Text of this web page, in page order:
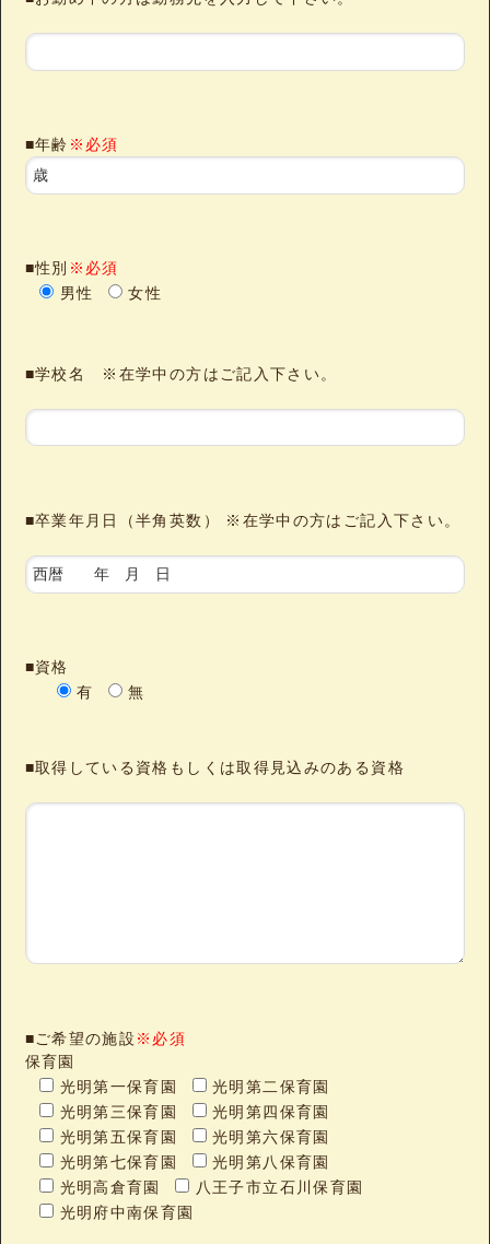
■年齢 ※必須
■性別 ※必須
男性
女性
■学校名 ※在学中の方はご記入下さい。
■卒業年月日（半角英数） ※在学中の方はご記入下さい。
■資格
有
無
■取得している資格もしくは取得見込みのある資格
■ご希望の施設 ※必須
保育園
光明第一保育園
光明第二保育園
光明第三保育園
光明第四保育園
光明第五保育園
光明第六保育園
光明第七保育園
光明第八保育園
光明高倉育園
八王子市立石川保育園
光明府中南保育園